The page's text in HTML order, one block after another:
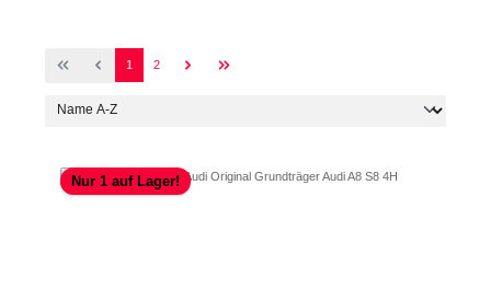
Seite
1 Seite
2
Nur 1 auf Lager!